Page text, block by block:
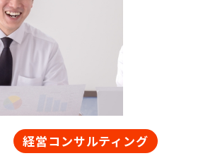
経営コンサルティング